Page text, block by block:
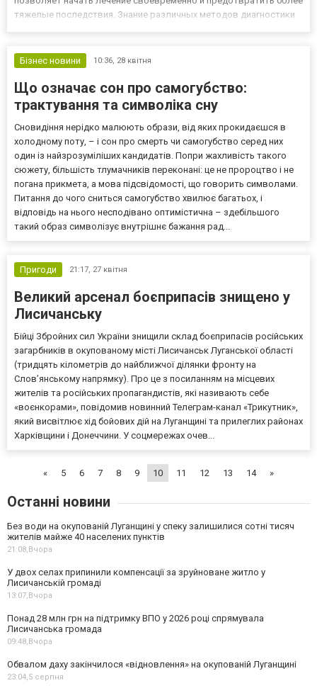
тяжелые последствия. Знание различных методов диагностики
диагности...
Бізнес новини 10:36, 28 квітня
Що означає сон про самогубство:
трактування та символіка сну
Сновидіння нерідко малюють образи, від яких прокидаєшся в
холодному поту, – і сон про смерть чи самогубство серед них
один із найзрозуміліших кандидатів. Попри жахливість такого
сюжету, більшість тлумачників переконані: це не пророцтво і не
погана прикмета, а мова підсвідомості, що говорить символами.
Питання до чого сниться самогубство хвилює багатьох, і
відповідь на нього несподівано оптимістична – здебільшого
такий образ символізує внутрішнє бажання рад...
Пригоди 21:17, 27 квітня
Великий арсенал боєприпасів знищено у
Лисичанську
Бійці Збройних сил України знищили склад боєприпасів російських
загарбників в окупованому місті Лисичанськ Луганської області
(тридцять кілометрів до найближчої ділянки фронту на
Слов’янському напрямку). Про це з посиланням на місцевих
жителів та російських пропагандистів, які називають себе
«воєнкорами», повідомив новинний Телеграм-канал «Трикутник»,
який висвітлює хід бойових дій на Луганщині та прилеглих районах
Харківщини і Донеччини. У соцмережах очев...
« 5 6 7 8 9 10 11 12 13 14 »
Останні новини
Без води на окупованій Луганщині у спеку залишилися сотні тисяч
жителів майже 40 населених пунктів
21:08, Вчора
У двох селах припинили компенсації за зруйноване житло у
Лисичанській громаді
13:07, Вчора
Понад 28 млн грн на підтримку ВПО у 2026 році спрямувала
Лисичанська громада
09:48, Вчора
Обвалом даху закінчилося «відновлення» на окупованій Луганщині
23:04,5 серпня